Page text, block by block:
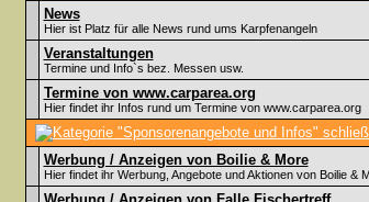
News
Hier ist Platz für alle News rund ums Karpfenangeln
Veranstaltungen
Termine und Info`s bez. Messen usw.
Termine von www.carparea.org
Hier findet ihr Infos rund um Termine von www.carparea.org
Werbung / Anzeigen von Boilie & More
Hier findet ihr Werbung, Angebote und Aktionen von Boilie &